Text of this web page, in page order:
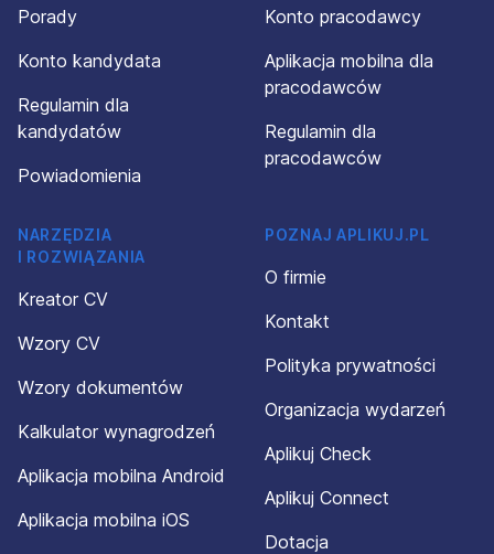
Porady
Konto kandydata
Regulamin dla
kandydatów
Powiadomienia
Konto pracodawcy
Aplikacja mobilna dla
pracodawców
Regulamin dla
pracodawców
NARZĘDZIA
I ROZWIĄZANIA
Kreator CV
Wzory CV
Wzory dokumentów
Kalkulator wynagrodzeń
Aplikacja mobilna Android
Aplikacja mobilna iOS
POZNAJ APLIKUJ.PL
O firmie
Kontakt
Polityka prywatności
Organizacja wydarzeń
Aplikuj Check
Aplikuj Connect
Dotacja